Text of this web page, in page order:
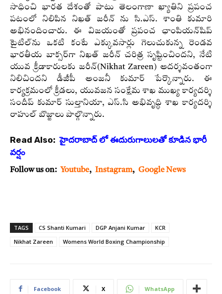
సాధించి భారత దేశంతో పాటు తెలంగాణా ఖ్యాతిని ప్రపంచ
పటంలో నిలిపిన నిఖత్ జరీన్ ను సి.ఎస్. శాంతి కుమారి
అభినందించారు. ఈ విజయంతో ప్రపంచ ఛాంపియన్‌షిప్
టైటిల్‌ను ఒకటి కంటే ఎక్కువసార్లు గెలుచుకున్న రెండవ
భారతీయ బాక్సర్‌గా నిఖత్ జరీన్ చరిత్ర సృష్టించిందని, నేటి
యువ క్రీడాకారులకు జరీన్(Nikhat Zareen) ఆదర్శవంతంగా
నిలిచిందని డీజీపీ అంజనీ కుమార్ పేర్కొన్నారు. ఈ
కార్యక్రమంలో క్రీడలు, యువజన సంక్షేమ శాఖ ముఖ్య కార్యదర్శి
సందీప్ కుమార్ సుల్తానియా, ఎస్.సి అభివృద్ధి శాఖ కార్యదర్శి
రాహుల్ బొజ్జాలు పాల్గొన్నారు.
Read Also:హైదరాబాద్ లో ఈదురుగాలులతో కూడిన భారీ
వర్షం
Follow us on: Youtube, Instagram, Google News
TAGS CS Shanti Kumari DGP Anjani Kumar
KCR
Nikhat Zareen
Womens World Boxing Championship
Facebook X WhatsApp